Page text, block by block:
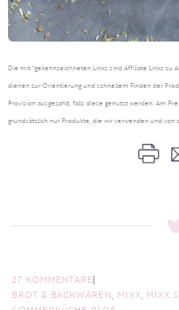
Die mit *gekennzeichneten Links sind Affiliate Links zu
dienen zur Orientierung und schnellem Finden der
Provision ausgezahlt, falls diese genutzt werden. Am
grundsätzlich nur Produkte, die wir verwenden und von
27 KOMMENTARE
BROT & BACKWAREN, MIXX, MIXX